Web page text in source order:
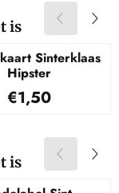
is
Sinterklaas
Hipster
Prijs: 1,50
€1,50
is